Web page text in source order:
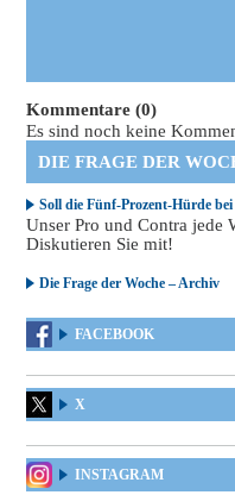
Kommentare (0)
Es sind noch keine
DIE FRAGE DER
Soll die Fünf-Prozent-Hürde
Unser Pro und Contra jede
Diskutieren Sie mit!
Die Frage der Woche – Archiv
FACEBOOK
X
INSTAGRAM